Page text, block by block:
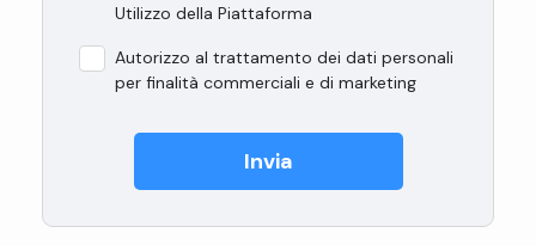
Utilizzo della Piattaforma
Autorizzo al trattamento dei dati personali
per finalità commerciali e di marketing
Invia